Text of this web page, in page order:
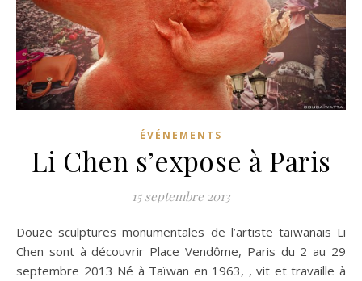
ÉVÉNEMENTS
Li Chen s’expose à Paris
15 septembre 2013
Douze sculptures monumentales de l’artiste taïwanais Li
Chen sont à découvrir Place Vendôme, Paris du 2 au 29
septembre 2013 Né à Taïwan en 1963, , vit et travaille à